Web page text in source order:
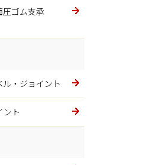
レーマ、ハイブ
圧ゴム支承
・ジョイント
ント